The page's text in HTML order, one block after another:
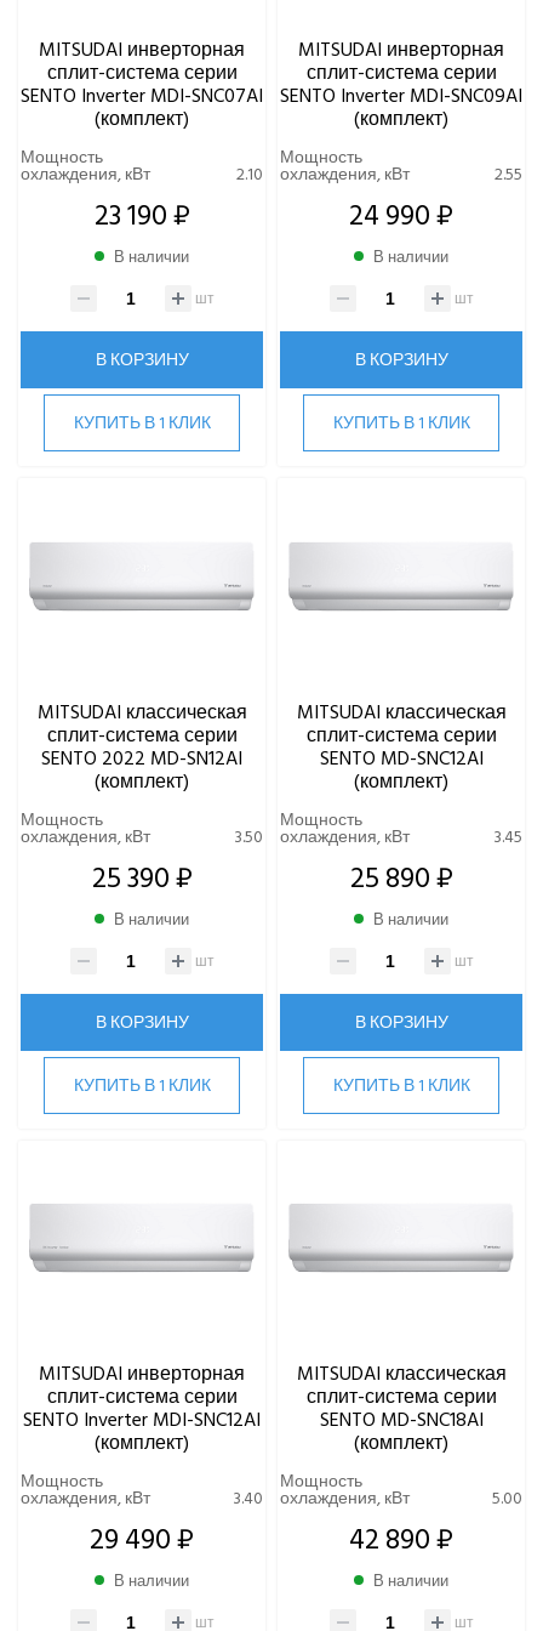
ВИННЫЕ ХОЛОДИЛЬНИКИ И ШКАФЫ
ПРЕЦИЗИОННЫЕ КОНДИЦИОНЕРЫ
ПРИТОЧНО-ВЫТЯЖНЫЕ УСТАНОВКИ
ПРИТОЧНЫЕ ОЧИСТИТЕЛИ ВОЗДУХА, БРИЗЕРЫ
ТЕПЛОВЫЕ НАСОСЫ
КОМПРЕССОРНО-КОНДЕНСАТОРНЫЕ БЛОКИ
MITSUDAI инверторная
сплит-система серии
SENTO Inverter MDI-SNC07AI
(комплект)
Мощность
охлаждения, кВт 2.10
23 190 ₽
В наличии
шт
В КОРЗИНУ
КУПИТЬ В 1 КЛИК
MITSUDAI инверторная
сплит-система серии
SENTO Inverter MDI-SNC09AI
(комплект)
Мощность
охлаждения, кВт 2.55
24 990 ₽
В наличии
шт
В КОРЗИНУ
КУПИТЬ В 1 КЛИК
MITSUDAI классическая
сплит-система серии
SENTO 2022 MD-SN12AI
(комплект)
Мощность
охлаждения, кВт 3.50
25 390 ₽
В наличии
шт
В КОРЗИНУ
КУПИТЬ В 1 КЛИК
MITSUDAI классическая
сплит-система серии
SENTO MD-SNC12AI
(комплект)
Мощность
охлаждения, кВт 3.45
25 890 ₽
В наличии
шт
В КОРЗИНУ
КУПИТЬ В 1 КЛИК
MITSUDAI инверторная
сплит-система серии
SENTO Inverter MDI-SNC12AI
(комплект)
Мощность
охлаждения, кВт 3.40
29 490 ₽
В наличии
шт
MITSUDAI классическая
сплит-система серии
SENTO MD-SNC18AI
(комплект)
Мощность
охлаждения, кВт 5.00
42 890 ₽
В наличии
шт